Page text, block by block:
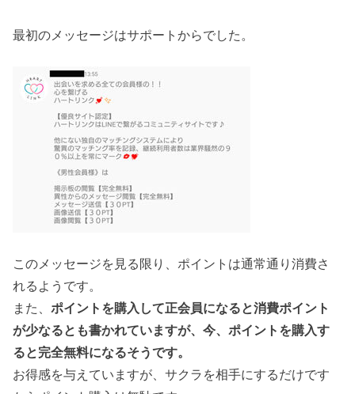
最初のメッセージはサポートからでした。
このメッセージを見る限り、ポイントは通常通り消費さ
れるようです。
また、ポイントを購入して正会員になると消費ポイント
が少なるとも書かれていますが、今、ポイントを購入す
ると完全無料になるそうです。
お得感を与えていますが、サクラを相手にするだけです